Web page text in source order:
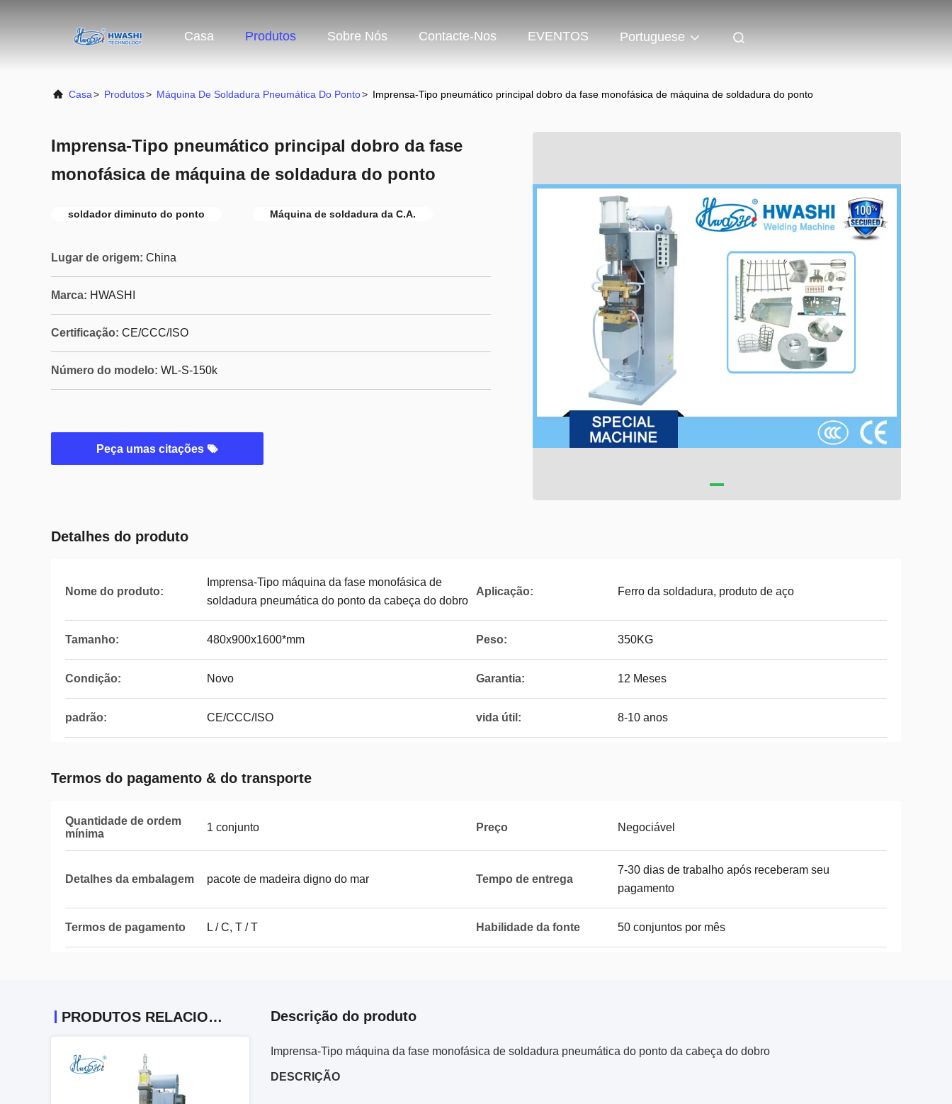
Casa Produtos Sobre Nós Contacte-Nos EVENTOS Portuguese
Casa> Produtos> Máquina De Soldadura Pneumática Do Ponto> Imprensa-Tipo pneumático principal dobro da fase monofásica de máquina de soldadura do ponto
Imprensa-Tipo pneumático principal dobro da fase
monofásica de máquina de soldadura do ponto
soldador diminuto do ponto Máquina de soldadura da C.A.
Lugar de origem: China
Marca: HWASHI
Certificação: CE/CCC/ISO
Número do modelo: WL-S-150k
Peça umas citações
Detalhes do produto
Nome do produto:
Imprensa-Tipo máquina da fase monofásica de
soldadura pneumática do ponto da cabeça do dobro
Aplicação: Ferro da soldadura, produto de aço
Tamanho: 480x900x1600*mm Peso: 350KG
Condição: Novo Garantia: 12 Meses
padrão: CE/CCC/ISO vida útil: 8-10 anos
Termos do pagamento & do transporte
Quantidade de ordem
mínima
1 conjunto Preço Negociável
Detalhes da embalagem pacote de madeira digno do mar Tempo de entrega
7-30 dias de trabalho após receberam seu
pagamento
Termos de pagamento L / C, T / T Habilidade da fonte 50 conjuntos por mês
PRODUTOS RELACIONADOS Descrição do produto
Imprensa-Tipo máquina da fase monofásica de soldadura pneumática do ponto da cabeça do dobro
DESCRIÇÃO